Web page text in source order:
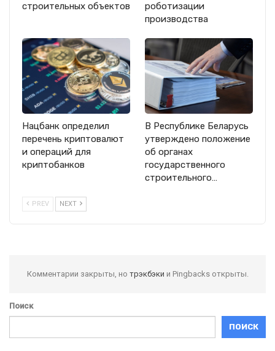
строительных объектов
роботизации
производства
Нацбанк определил
перечень криптовалют
и операций для
криптобанков
В Республике Беларусь
утверждено положение
об органах
государственного
строительного…
PREV NEXT
Комментарии закрыты, но трэкбэки и Pingbacks открыты.
Поиск
ПОИСК